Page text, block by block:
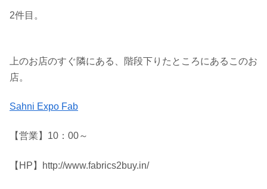
2件目。
上のお店のすぐ隣にある、階段下りたところにあるこのお
店。
Sahni Expo Fab
【営業】10：00～
【HP】http://www.fabrics2buy.in/